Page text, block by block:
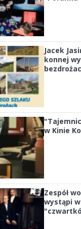
Jacek
konnej
w Kinie
Zespół
wystąpi